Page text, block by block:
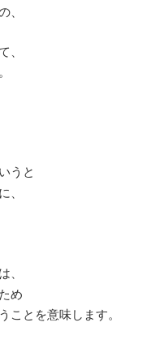
うと
め
とを意味します。